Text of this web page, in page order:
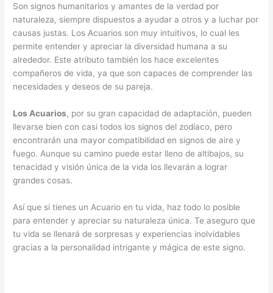
Son signos humanitarios y amantes de la verdad por
naturaleza, siempre dispuestos a ayudar a otros y a luchar por
causas justas. Los Acuarios son muy intuitivos, lo cual les
permite entender y apreciar la diversidad humana a su
alrededor. Este atributo también los hace excelentes
compañeros de vida, ya que son capaces de comprender las
necesidades y deseos de su pareja.
Los Acuarios, por su gran capacidad de adaptación, pueden
llevarse bien con casi todos los signos del zodíaco, pero
encontrarán una mayor compatibilidad en signos de aire y
fuego. Aunque su camino puede estar lleno de altibajos, su
tenacidad y visión única de la vida los llevarán a lograr
grandes cosas.
Así que si tienes un Acuario en tu vida, haz todo lo posible
para entender y apreciar su naturaleza única. Te aseguro que
tu vida se llenará de sorpresas y experiencias inolvidables
gracias a la personalidad intrigante y mágica de este signo.